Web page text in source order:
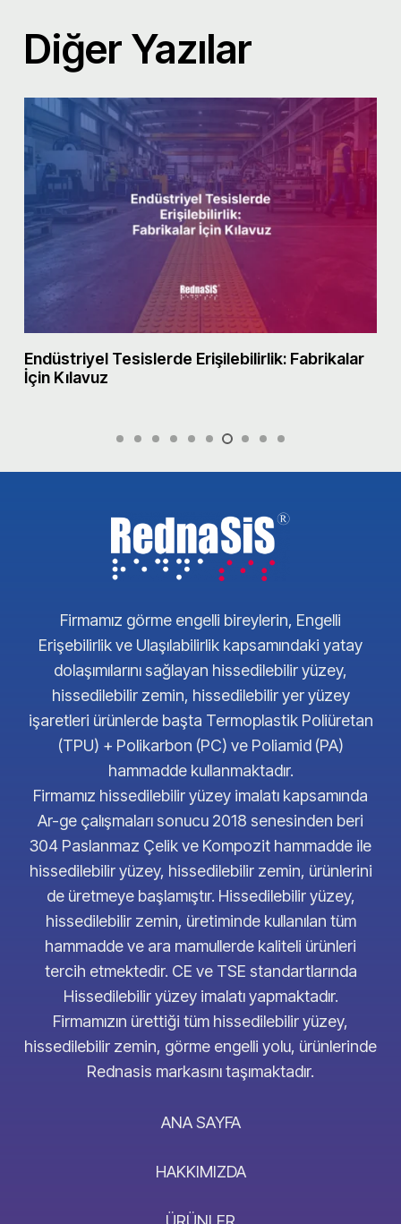
Diğer Yazılar
Endüstriyel Tesislerde Erişilebilirlik: Fabrikalar
İçin Kılavuz
Firmamız görme engelli bireylerin, Engelli
Erişebilirlik ve Ulaşılabilirlik kapsamındaki yatay
dolaşımılarını sağlayan hissedilebilir yüzey,
hissedilebilir zemin, hissedilebilir yer yüzey
işaretleri ürünlerde başta Termoplastik Poliüretan
(TPU) + Polikarbon (PC) ve Poliamid (PA)
hammadde kullanmaktadır.
Firmamız hissedilebilir yüzey imalatı kapsamında
Ar-ge çalışmaları sonucu 2018 senesinden beri
304 Paslanmaz Çelik ve Kompozit hammadde ile
hissedilebilir yüzey, hissedilebilir zemin, ürünlerini
de üretmeye başlamıştır. Hissedilebilir yüzey,
hissedilebilir zemin, üretiminde kullanılan tüm
hammadde ve ara mamullerde kaliteli ürünleri
tercih etmektedir. CE ve TSE standartlarında
Hissedilebilir yüzey imalatı yapmaktadır.
Firmamızın ürettiği tüm hissedilebilir yüzey,
hissedilebilir zemin, görme engelli yolu, ürünlerinde
Rednasis markasını taşımaktadır.
ANA SAYFA
HAKKIMIZDA